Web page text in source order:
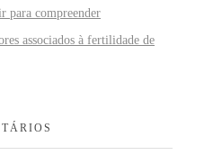
para compreender
associados à fertilidade de